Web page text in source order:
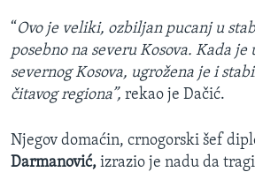
“Ovo je veliki, ozbiljan pucanj u
posebno na severu Kosova. Kada
severnog Kosova, ugrožena je i
čitavog regiona”, rekao je Dačić.
Njegov domaćin, crnogorski šef
Darmanović, izrazio je nadu da